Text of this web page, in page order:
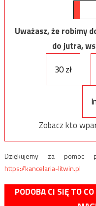
Uważasz, że robimy
do jutra,
30 zł
Zobacz kto
Dziękujemy za pomoc
https://kancelaria-litwin.pl
PODOBA CI SIĘ TO